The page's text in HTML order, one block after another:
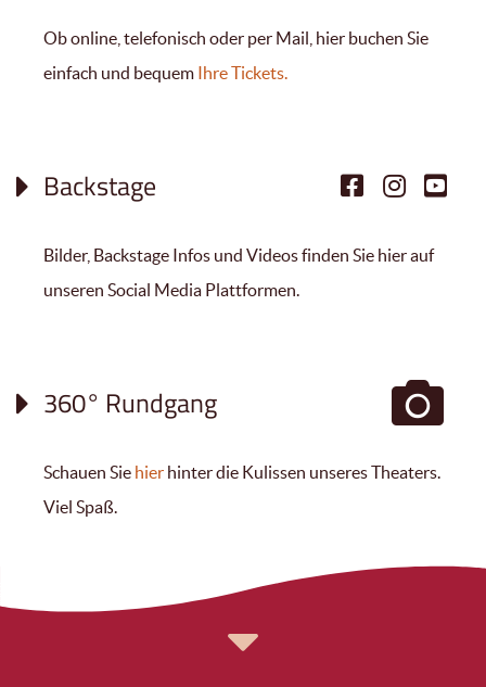
Ob online, telefonisch oder per Mail, hier buchen Sie
einfach und bequem Ihre Tickets.
Backstage
Bilder, Backstage Infos und Videos finden Sie hier auf
unseren Social Media Plattformen.
360° Rundgang
Schauen Sie hier hinter die Kulissen unseres Theaters.
Viel Spaß.